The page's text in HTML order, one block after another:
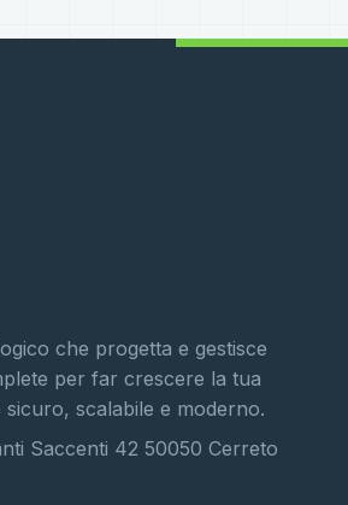
che progetta e gestisce
per far crescere la tua
sicuro, scalabile e moderno.
Saccenti 42 50050 Cerreto